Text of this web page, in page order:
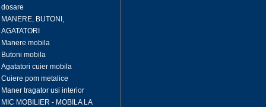
dosare
MANERE, BUTONI,
AGATATORI
Manere mobila
Butoni mobila
Agatatori cuier mobila
Cuiere pom metalice
Maner tragator usi interior
MIC MOBILIER - MOBILA LA